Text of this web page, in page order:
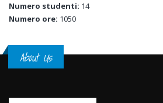
Numero studenti: 14
Numero ore: 1050
About Us